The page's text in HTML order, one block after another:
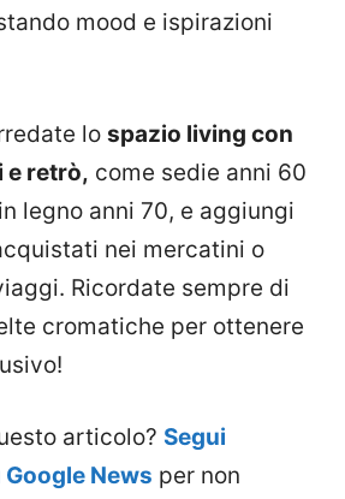
mood e ispirazioni
lo spazio living con
e retrò, come sedie anni 60
legno anni 70, e aggiungi
nei mercatini o
Ricordate sempre di
cromatiche per ottenere
articolo? Segui
News per non